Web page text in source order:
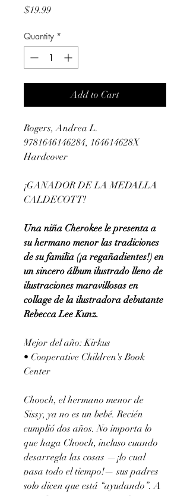
$19.99Price
Quantity *
Add to Cart
Rogers, Andrea L.
9781646146284, 164614628X
Hardcover
¡GANADOR DE LA MEDALLA
CALDECOTT!
Una niña Cherokee le presenta a
su hermano menor las tradiciones
de su familia (¡a regañadientes!) en
un sincero álbum ilustrado lleno de
ilustraciones maravillosas en
collage de la ilustradora debutante
Rebecca Lee Kunz.
Mejor del año: Kirkus
• Cooperative Children's Book
Center
Chooch, el hermano menor de
Sissy, ya no es un bebé. Recién
cumplió dos años. No importa lo
que haga Chooch, incluso cuando
desarregla las cosas —¡lo cual
pasa todo el tiempo!— sus padres
solo dicen que está “ayudando”. A